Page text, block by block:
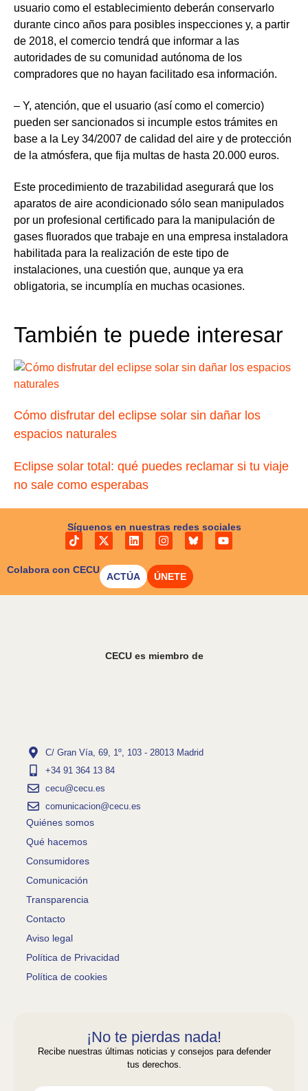
usuario como el establecimiento deberán conservarlo
durante cinco años para posibles inspecciones y, a partir
de 2018, el comercio tendrá que informar a las
autoridades de su comunidad autónoma de los
compradores que no hayan facilitado esa información.
– Y, atención, que el usuario (así como el comercio)
pueden ser sancionados si incumple estos trámites en
base a la Ley 34/2007 de calidad del aire y de protección
de la atmósfera, que fija multas de hasta 20.000 euros.
Este procedimiento de trazabilidad asegurará que los
aparatos de aire acondicionado sólo sean manipulados
por un profesional certificado para la manipulación de
gases fluorados que trabaje en una empresa instaladora
habilitada para la realización de este tipo de
instalaciones, una cuestión que, aunque ya era
obligatoria, se incumplía en muchas ocasiones.
por
el
Clima
es
una
de
más
de
400
ecologistas,
sindicales,
de
cooperación
al
desarrollo,
de
vecinales,
católicas
de
consumidores;
otras,
apoyan
Tierra, Ecologistas
Mundial
Clima,
InspirAction,
ONGAWA,
UPA,
ATTAC, Avaaz,
FRAVM,
Fundación
Intermon,
También te puede interesar
Cómo disfrutar del eclipse solar sin dañar los
espacios naturales
Eclipse solar total: qué puedes reclamar si tu viaje
no sale como esperabas
Síguenos en nuestras redes sociales
Colabora con CECU
ACTÚA ÚNETE
CECU es miembro de
C/ Gran Vía, 69, 1º, 103 - 28013 Madrid
+34 91 364 13 84
cecu@cecu.es
comunicacion@cecu.es
Quiénes somos
Qué hacemos
Consumidores
Comunicación
Transparencia
Contacto
Aviso legal
Política de Privacidad
Política de cookies
¡No te pierdas nada!
Recibe nuestras últimas noticias y consejos para defender
tus derechos.